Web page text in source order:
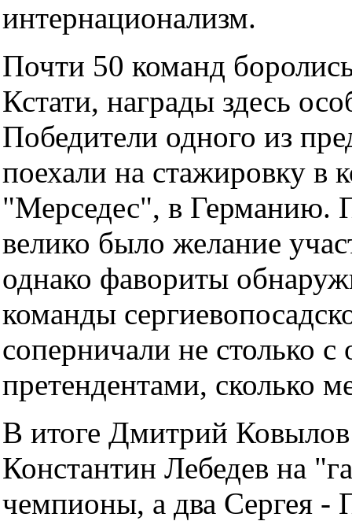
интернационализм.
Почти 50 команд
Кстати, награды здесь
Победители одного из
поехали на стажировку в
"Мерседес", в Германию.
велико было желание
однако фавориты
команды
соперничали не столько
претендентами, сколько
В итоге Дмитрий
Константин Лебедев на
чемпионы, а два Сергея -